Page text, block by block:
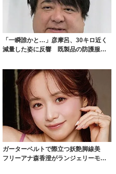
「一瞬誰かと…」彦摩呂、30キロ近く
減量した姿に反響 既製品の防護服が
ガーターベルトで際立つ妖艶脚線美
フリーアナ森香澄がランジェリーモデ